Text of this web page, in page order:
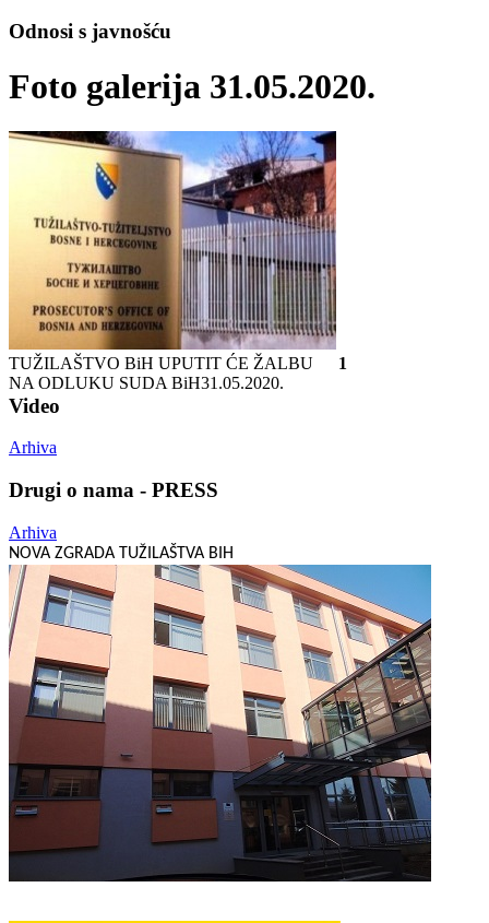
Odnosi s javnošću
Foto galerija 31.05.2020.
TUŽILAŠTVO BiH UPUTIT ĆE ŽALBU
NA ODLUKU SUDA BiH31.05.2020.
1
Video
Arhiva
Drugi o nama - PRESS
Arhiva
NOVA ZGRADA TUŽILAŠTVA BIH